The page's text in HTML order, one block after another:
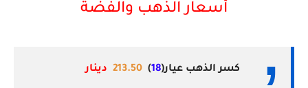
أسعار الذهب والفضة
كسر الذهب عيار(18
)
213.50 دينار